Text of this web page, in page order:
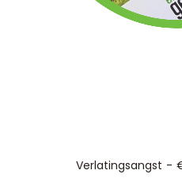
TOEVOEGEN
Verlatingsangst